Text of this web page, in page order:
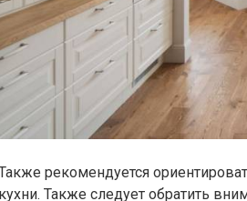
рекомендуется
кухни. Также следует обратить